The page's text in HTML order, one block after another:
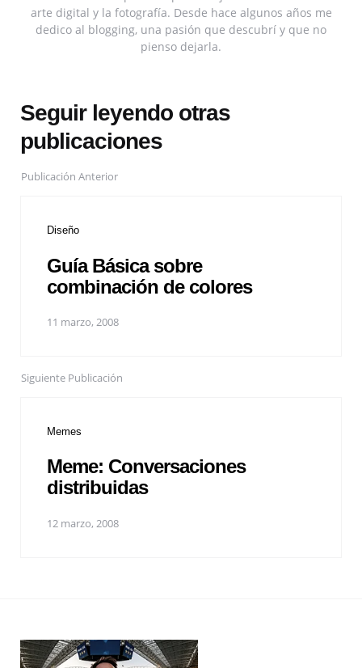
arte digital y la fotografía. Desde hace algunos años me
dedico al blogging, una pasión que descubrí y que no
pienso dejarla.
Seguir leyendo otras
publicaciones
Publicación Anterior
Diseño
Guía Básica sobre
combinación de colores
11 marzo, 2008
Siguiente Publicación
Memes
Meme: Conversaciones
distribuidas
12 marzo, 2008